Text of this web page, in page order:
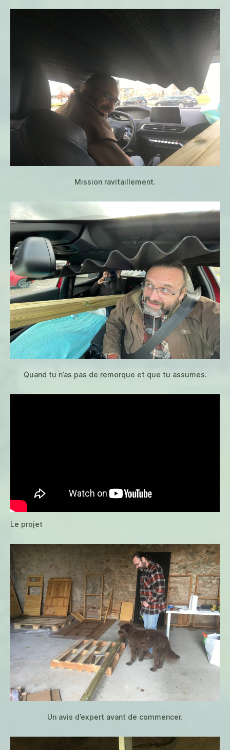
Mission ravitaillement.
Quand tu n’as pas de remorque et que tu assumes.
Le projet
Un avis d’expert avant de commencer.